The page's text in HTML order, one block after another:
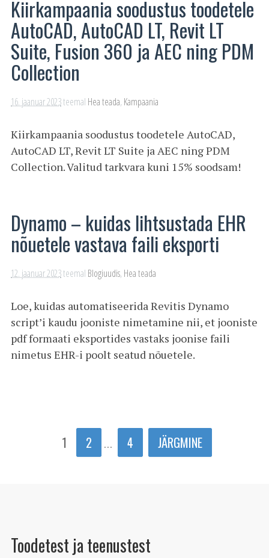
Kiirkampaania soodustus toodetele
AutoCAD, AutoCAD LT, Revit LT
Suite, Fusion 360 ja AEC ning PDM
Collection
16. jaanuar 2023teemal Hea teada, Kampaania
Kiirkampaania soodustus toodetele AutoCAD,
AutoCAD LT, Revit LT Suite ja AEC ning PDM
Collection. Valitud tarkvara kuni 15% soodsam!
Dynamo – kuidas lihtsustada EHR
nõuetele vastava faili eksporti
12. jaanuar 2023teemal Blogiuudis, Hea teada
Loe, kuidas automatiseerida Revitis Dynamo
script’i kaudu jooniste nimetamine nii, et jooniste
pdf formaati eksportides vastaks joonise faili
nimetus EHR-i poolt seatud nõuetele.
1 2 4 JÄRGMINE
Toodetest ja teenustest